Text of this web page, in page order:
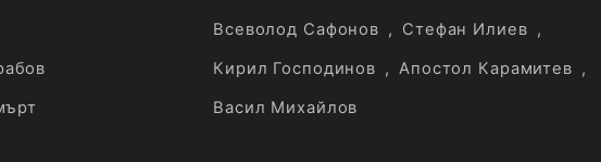
Всеволод Сафонов , Стефан Илиев ,
Кирил Господинов , Апостол Карамитев ,
Васил Михайлов